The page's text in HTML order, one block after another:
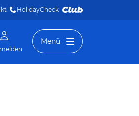
HolidayCheck
Menü